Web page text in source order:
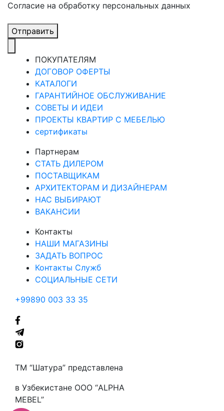
Cогласие на обработку персональных данных
Отправить
ПОКУПАТЕЛЯМ
ДОГОВОР ОФЕРТЫ
КАТАЛОГИ
ГАРАНТИЙНОЕ ОБСЛУЖИВАНИЕ
СОВЕТЫ И ИДЕИ
ПРОЕКТЫ КВАРТИР С МЕБЕЛЬЮ
сертификаты
Партнерам
СТАТЬ ДИЛЕРОМ
ПОСТАВЩИКАМ
АРХИТЕКТОРАМ И ДИЗАЙНЕРАМ
НАС ВЫБИРАЮТ
ВАКАНСИИ
Контакты
НАШИ МАГАЗИНЫ
ЗАДАТЬ ВОПРОС
Контакты Служб
СОЦИАЛЬНЫЕ СЕТИ
+99890 003 33 35
ТМ “Шатура” представлена
в Узбекистане ООО “ALPHA
MEBEL”